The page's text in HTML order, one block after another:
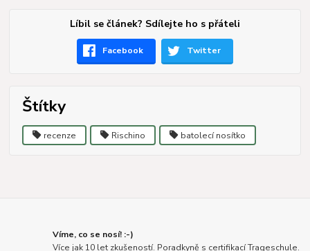
Líbil se článek? Sdílejte ho s přáteli
Facebook Twitter
Štítky
recenze Rischino batolecí nosítko
Víme, co se nosí! :-)
Více jak 10 let zkušeností. Poradkyně s certifikací Trageschule.